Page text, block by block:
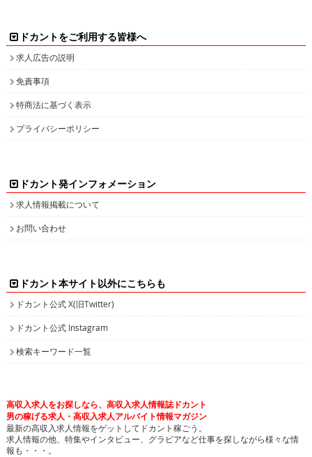
ドカントをご利用する皆様へ
求人広告の説明
免責事項
特商法に基づく表示
プライバシーポリシー
ドカント発インフォメーション
求人情報掲載について
お問い合わせ
ドカント本サイト以外にこちらも
ドカント公式 X(旧Twitter)
ドカント公式 Instagram
検索キーワード一覧
高収入求人をお探しなら、高収入求人情報誌ドカント
男の稼げる求人・高収入求人アルバイト情報マガジン
最新の高収入求人情報をゲットしてドカント稼ごう。
求人情報の他、特集やインタビュー、グラビアなど仕事を探しながら様々な情
報も・・・。